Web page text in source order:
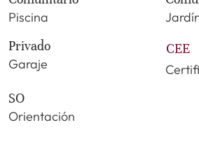
Piscina
Privado
Garaje
CEE
SO
Orientación